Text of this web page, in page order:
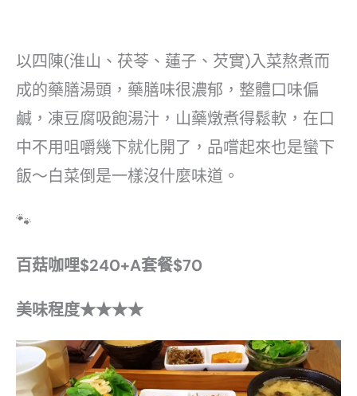
以四陳(淮山、茯苓、蓮子、芡實)入菜熬煮而
成的藥膳湯頭，藥膳味很濃郁，整體口味偏
鹹，凍豆腐吸飽湯汁，山藥燉煮得鬆軟，在口
中不用咀嚼幾下就化開了，品嚐起來也是蠻下
飯～白菜倒是一樣沒什麼味道。
🐾
百菇咖哩$240+A套餐$70
美味程度★★★★